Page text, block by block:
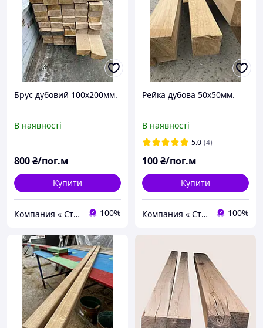
Брус дубовий 100х200мм.
В наявності
800₴/пог.м
Купити
Компания « Строй Мастер » 100%
Рейка дубова 50х50мм.
В наявності
5.0 (4)
100₴/пог.м
Купити
Компания « Строй Мастер » 100%